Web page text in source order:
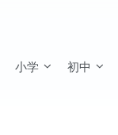
小学 初中